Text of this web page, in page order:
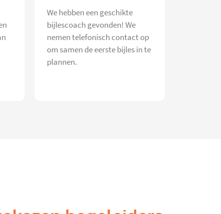
We hebben een geschikte
bijlescoach gevonden! We
nemen telefonisch contact op
om samen de eerste bijles in te
plannen.